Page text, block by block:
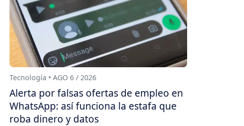
Tecnología • AGO 6 / 2026
Alerta por falsas ofertas de empleo en
WhatsApp: así funciona la estafa que
roba dinero y datos